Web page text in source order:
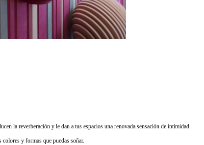
la reverberación y le dan a tus espacios una renovada sensación de intimidad.
y formas que puedas soñar.